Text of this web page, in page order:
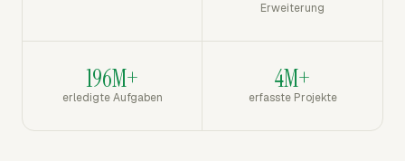
Erweiterung
196M+
erledigte Aufgaben
4M+
erfasste Projekte